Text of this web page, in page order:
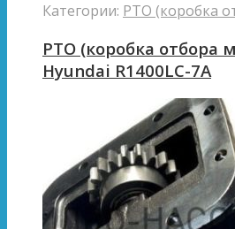
Категории: PTO (коробка
PTO (коробка отбора
Hyundai R1400LC-7A